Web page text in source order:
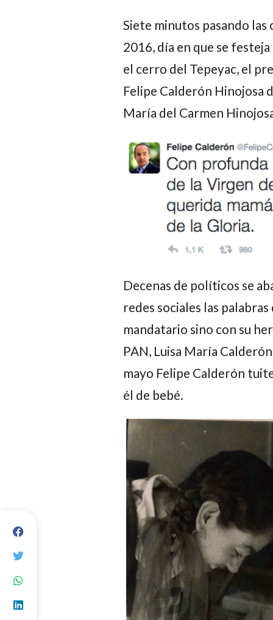
Siete minutos pasando
2016, día en que se
el cerro del Tepeyac, el
Felipe Calderón Hinojosa
María del Carmen
Decenas de políticos se
redes sociales las
mandatario sino con su
PAN, Luisa María
mayo Felipe Calderón
él de bebé.